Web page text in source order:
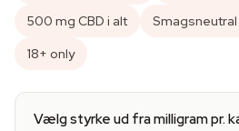
500 mg CBD i alt
18+ only
Vælg styrke ud fra milligram pr.